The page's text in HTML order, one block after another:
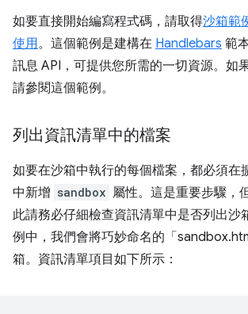
如要直接開始編寫程式碼，請取得沙箱範
使用。這個範例是建構在 Handlebars 範
訊息 API，可提供您所需的一切資源。如
請參閱這個範例。
列出資訊清單中的檔案
如要在沙箱中執行的每個檔案，都必須在
中新增 sandbox 屬性。這是重要步驟，
此請務必仔細檢查資訊清單中是否列出沙
例中，我們會將巧妙命名的「
箱。資訊清單項目如下所示：